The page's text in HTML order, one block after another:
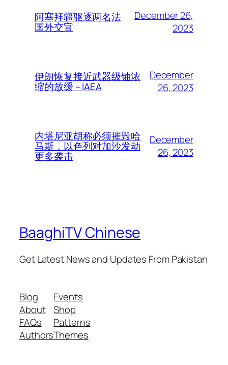
阿塞拜疆驱逐两名法
国外交官
December 26,
2023
伊朗恢复接近武器级铀浓
缩的放缓 – IAEA
December
26, 2023
内塔尼亚胡称必须摧毁哈
马斯，以色列对加沙发动
更多袭击
December
26, 2023
BaaghiTV Chinese
Get Latest News and Updates From Pakistan
Blog
About
FAQs
Authors
Events
Shop
Patterns
Themes